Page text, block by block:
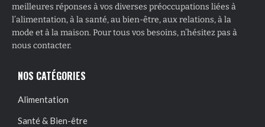
meilleures réponses à vos diverses préoccupations liées à
l’alimentation, à la santé, au bien-être, aux relations, à la
mode et à la maison. Pour tous vos besoins, n’hésitez pas à
nous contacter.
NOS CATÉGORIES
Alimentation
Santé & Bien-être